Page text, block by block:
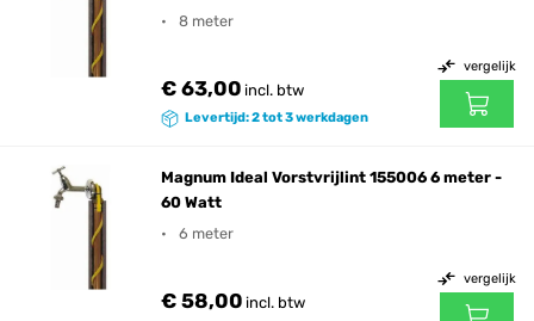
8 meter
€ 63,00 incl. btw
Levertijd: 2 tot 3 werkdagen
vergelijk
Magnum Ideal Vorstvrijlint 155006 6 meter -
60 Watt
6 meter
€ 58,00 incl. btw
vergelijk